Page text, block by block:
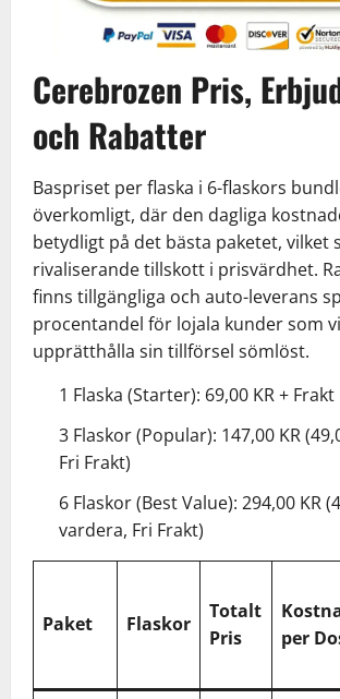
Cerebrozen Pris,
och Rabatter
Baspriset per flaska i 6-flaskors
överkomligt, där den dagliga
betydligt på det bästa paketet, vilket
rivaliserande tillskott i prisvärdhet.
finns tillgängliga och auto-leverans
procentandel för lojala kunder som
upprätthålla sin tillförsel sömlöst.
1 Flaska (Starter): 69,00 KR + Frakt
3 Flaskor (Popular): 147,00 KR
Fri Frakt)
6 Flaskor (Best Value): 294,00 KR
vardera, Fri Frakt)
Paket Flaskor
Totalt
Pris
per